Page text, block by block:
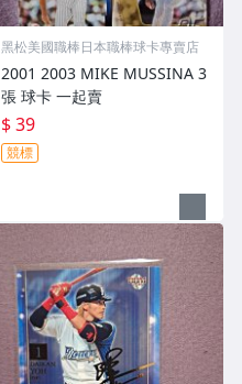
黑松美國職棒日本職棒球卡專賣店
2001 2003 MIKE MUSSINA 3
張 球卡 一起賣
$ 39
競標